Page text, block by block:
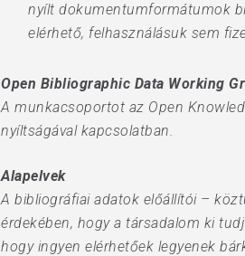
nyílt dokumentumformátumok
elérhető, felhasználásuk sem
Open Bibliographic Data Working
A munkacsoportot az Open
nyíltságával kapcsolatban.
Alapelvek
A bibliográfiai adatok előállítói –
érdekében, hogy a társadalom ki
hogy ingyen elérhetőek legyenek